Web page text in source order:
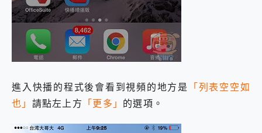
進入快播的程式後會看到視頻的地方是 「列表空空如
也」 請點左上方 「更多」 的選項。